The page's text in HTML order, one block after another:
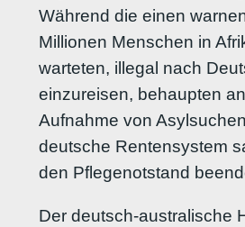
Während die einen
Millionen Menschen in
warteten, illegal nach
einzureisen, behaupten
Aufnahme von
deutsche Rentensystem
den Pflegenotstand
Der deutsch-australische